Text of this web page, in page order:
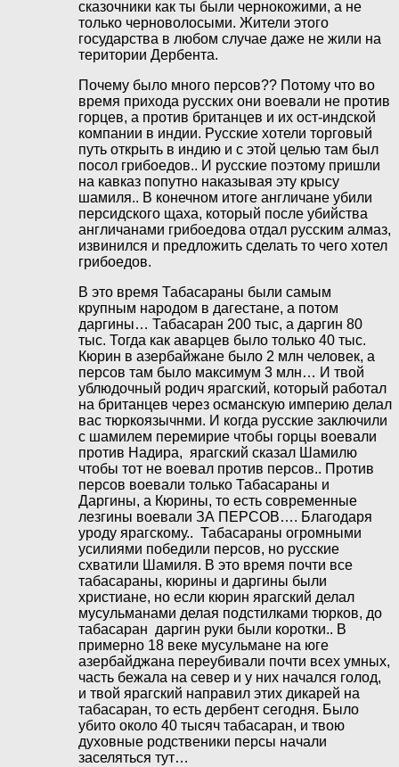
сказочники как ты были чернокожими, а не
только черноволосыми. Жители этого
государства в любом случае даже не жили на
територии Дербента.
Почему было много персов?? Потому что во
время прихода русских они воевали не против
горцев, а против британцев и их ост-индской
компании в индии. Русские хотели торговый
путь открыть в индию и с этой целью там был
посол грибоедов.. И русские поэтому пришли
на кавказ попутно наказывая эту крысу
шамиля.. В конечном итоге англичане убили
персидского щаха, который после убийства
англичанами грибоедова отдал русским алмаз,
извинился и предложить сделать то чего хотел
грибоедов.
В это время Табасараны были самым
крупным народом в дагестане, а потом
даргины… Табасаран 200 тыс, а даргин 80
тыс. Тогда как аварцев было только 40 тыс.
Кюрин в азербайжане было 2 млн человек, а
персов там было максимум 3 млн… И твой
ублюдочный родич ярагский, который работал
на британцев через османскую империю делал
вас тюркоязычнми. И когда русские заключили
с шамилем перемирие чтобы горцы воевали
против Надира, ярагский сказал Шамилю
чтобы тот не воевал против персов.. Против
персов воевали только Табасараны и
Даргины, а Кюрины, то есть современные
лезгины воевали ЗА ПЕРСОВ…. Благодаря
уроду ярагскому.. Табасараны огромными
усилиями победили персов, но русские
схватили Шамиля. В это время почти все
табасараны, кюрины и даргины были
христиане, но если кюрин ярагский делал
мусульманами делая подстилками тюрков, до
табасаран даргин руки были коротки.. В
примерно 18 веке мусульмане на юге
азербайджана переубивали почти всех умных,
часть бежала на север и у них начался голод,
и твой ярагский направил этих дикарей на
табасаран, то есть дербент сегодня. Было
убито около 40 тысяч табасаран, и твою
духовные родственики персы начали
заселяться тут…